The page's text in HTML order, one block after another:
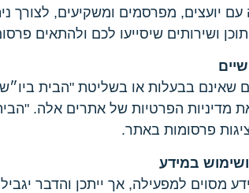
יועצים, מפרסמים ומשקיעים, לצורך
ושירותים שיסייעו לכם ולהתאים
שאינם בבעלות או בשליטת "הבית
פרסומות באתר.
במידע
למפעילה, אך ייתכן והדבר